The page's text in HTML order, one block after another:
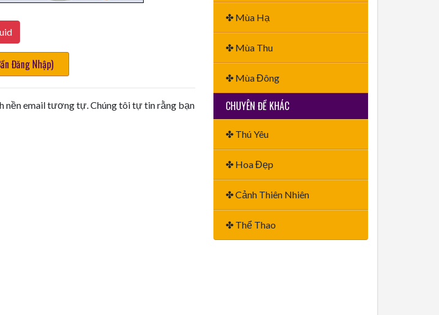
Đăng Nhập)
nền email tương tự. Chúng tôi tự tin rằng bạn
✤ Mùa Hạ
✤ Mùa Thu
✤ Mùa Đông
CHUYÊN ĐỀ KHÁC
✤ Thú Yêu
✤ Hoa Đẹp
✤ Cảnh Thiên Nhiên
✤ Thể Thao